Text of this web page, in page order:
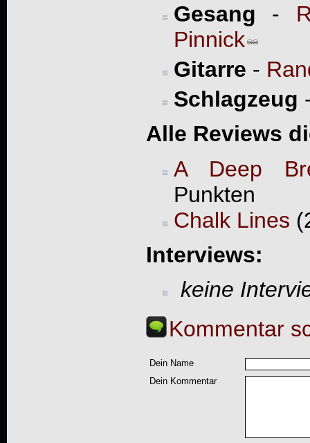
Gesang -
Pinnick
Gitarre -
Schlagzeug
Alle Reviews
A Deep
Punkten
Chalk Lines
Interviews:
keine
Kommentar
Dein Name
Dein Kommentar